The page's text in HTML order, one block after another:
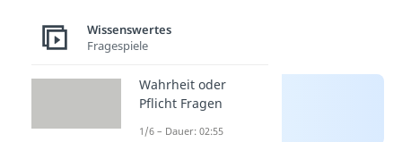
Wissenswertes
Fragespiele
Wahrheit oder
Pflicht Fragen
1/6 – Dauer: 02:55